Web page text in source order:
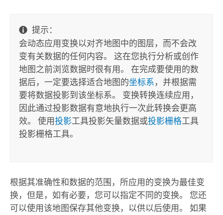
提示：
会动态应用变换以对齐地图中的图层，而不会改
变有关数据的任何内容。 这在您执行分析或创作
地图之前浏览数据时很有用。 在完成要使用的数
据后，一定要选择适合地图的坐标系 ，并根据需
要将数据投影到该坐标系。 变换转换连续应用，
因此通过投影数据有意地执行一次此转换会更高
效。 使用投影工具投影矢量数据或投影栅格工具
投影栅格工具。
根据其准确性和数据的范围，所应用的变换为最佳变
换，但是，如有必要，您可以指定不同的变换。 您还
可以使用该地图保存其他变换，以供以后使用。 如果